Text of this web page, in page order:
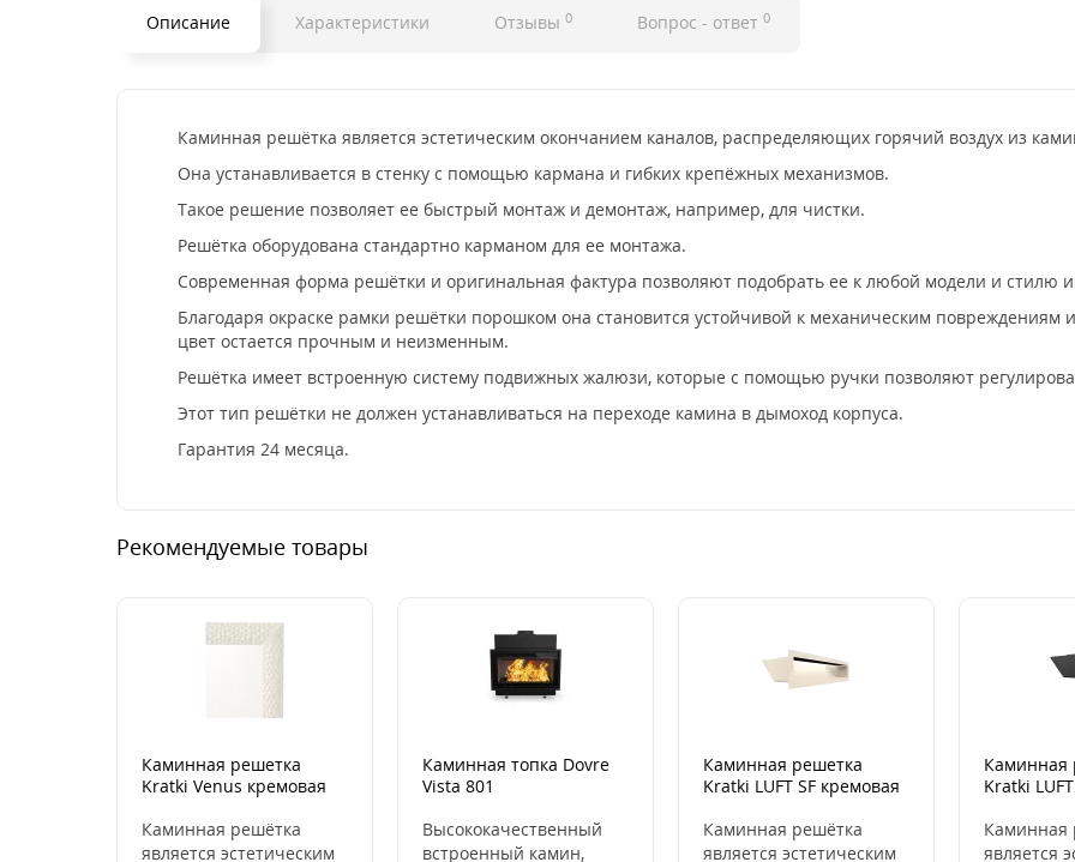
Описание Характеристики Отзывы 0 Вопрос - ответ 0
Каминная решётка является эстетическим окончанием каналов, распределяющих горячий воздух из
Она устанавливается в стенку с помощью кармана и гибких крепёжных механизмов.
Такое решение позволяет ее быстрый монтаж и демонтаж, например, для чистки.
Решётка оборудована стандартно карманом для ее монтажа.
Современная форма решётки и оригинальная фактура позволяют подобрать ее к любой модели и стилю
Благодаря окраске рамки решётки порошком она становится устойчивой к механическим повреждениям
цвет остается прочным и неизменным.
Решётка имеет встроенную систему подвижных жалюзи, которые с помощью ручки позволяют
Этот тип решётки не должен устанавливаться на переходе камина в дымоход корпуса.
Гарантия 24 месяца.
Рекомендуемые товары
Каминная решетка
Kratki Venus кремовая
Каминная решётка
является эстетическим
Каминная топка Dovre
Vista 801
Высококачественный
встроенный камин,
Каминная решетка
Kratki LUFT SF кремовая
Каминная решётка
является эстетическим
Каминная
Kratki LUFT
Каминная
является